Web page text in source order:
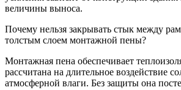
величины выноса.
Почему нельзя закрывать стык между
толстым слоем монтажной пены?
Монтажная пена обеспечивает
рассчитана на длительное воздействие
атмосферной влаги. Без защиты она